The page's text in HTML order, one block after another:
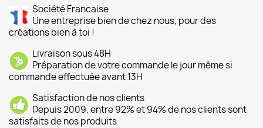
Société Francaise
Une entreprise bien de chez nous, pour des
créations bien à toi !
Livraison sous 48H
Préparation de votre commande le jour même si
commande effectuée avant 13H
Satisfaction de nos clients
Depuis 2009, entre 92% et 94% de nos clients sont
satisfaits de nos produits